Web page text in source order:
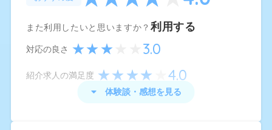
類選考に通過できませんでした。
dodaエージェントさんは、希望勤務地や職種と遠
い求人ばかりを紹介してくるし、doda求人サービ
充分な学歴と職歴がない場合、dodaを使うことは
また利用したいと思いますか？ 利用する
対応の良さ 3.0
紹介求人の満足度 4.0
体験談・感想を見る